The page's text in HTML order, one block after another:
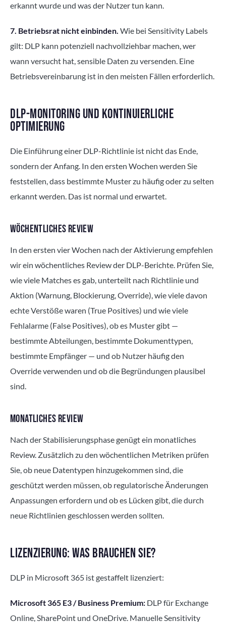
erkannt wurde und was der Nutzer tun kann.
7. Betriebsrat nicht einbinden. Wie bei Sensitivity Labels
gilt: DLP kann potenziell nachvollziehbar machen, wer
wann versucht hat, sensible Daten zu versenden. Eine
Betriebsvereinbarung ist in den meisten Fällen erforderlich.
DLP-MONITORING UND KONTINUIERLICHE
OPTIMIERUNG
Die Einführung einer DLP-Richtlinie ist nicht das Ende,
sondern der Anfang. In den ersten Wochen werden Sie
feststellen, dass bestimmte Muster zu häufig oder zu selten
erkannt werden. Das ist normal und erwartet.
WÖCHENTLICHES REVIEW
In den ersten vier Wochen nach der Aktivierung empfehlen
wir ein wöchentliches Review der DLP-Berichte. Prüfen Sie,
wie viele Matches es gab, unterteilt nach Richtlinie und
Aktion (Warnung, Blockierung, Override), wie viele davon
echte Verstöße waren (True Positives) und wie viele
Fehlalarme (False Positives), ob es Muster gibt —
bestimmte Abteilungen, bestimmte Dokumenttypen,
bestimmte Empfänger — und ob Nutzer häufig den
Override verwenden und ob die Begründungen plausibel
sind.
MONATLICHES REVIEW
Nach der Stabilisierungsphase genügt ein monatliches
Review. Zusätzlich zu den wöchentlichen Metriken prüfen
Sie, ob neue Datentypen hinzugekommen sind, die
geschützt werden müssen, ob regulatorische Änderungen
Anpassungen erfordern und ob es Lücken gibt, die durch
neue Richtlinien geschlossen werden sollten.
LIZENZIERUNG: WAS BRAUCHEN SIE?
DLP in Microsoft 365 ist gestaffelt lizenziert:
Microsoft 365 E3 / Business Premium: DLP für Exchange
Online, SharePoint und OneDrive. Manuelle Sensitivity